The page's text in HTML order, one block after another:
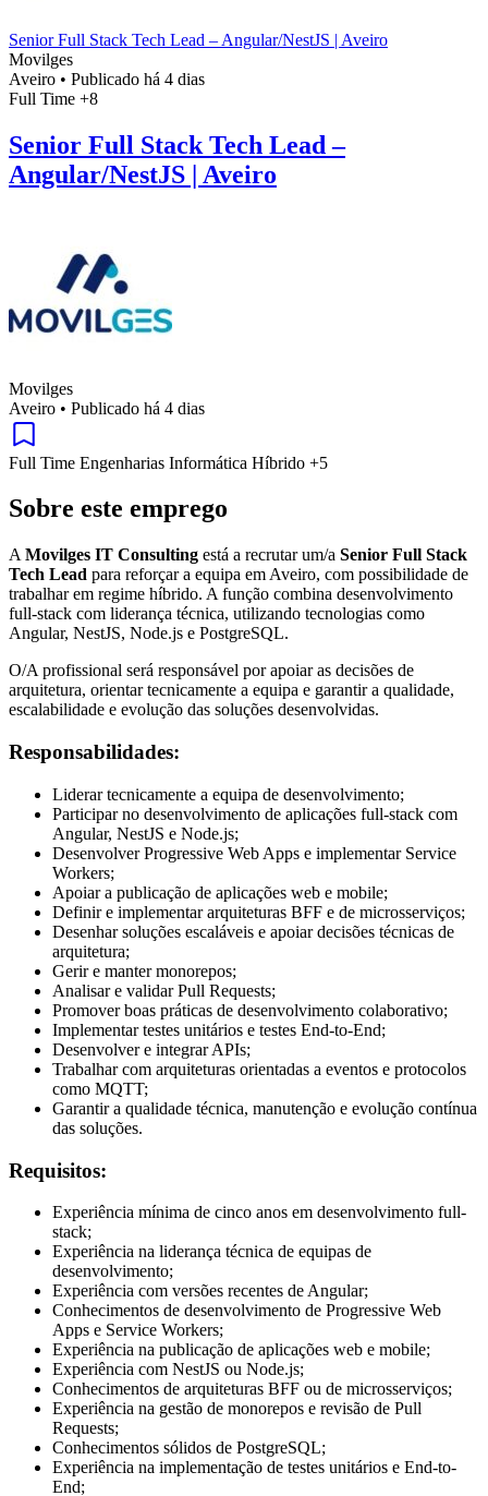
Senior Full Stack Tech Lead – Angular/NestJS | Aveiro
Movilges
Aveiro • Publicado há 4 dias
Full Time +8
Senior Full Stack Tech Lead –
Angular/NestJS | Aveiro
Movilges
Aveiro • Publicado há 4 dias
Full Time Engenharias Informática Híbrido +5
Sobre este emprego
A Movilges IT Consulting está a recrutar um/a Senior Full Stack
Tech Lead para reforçar a equipa em Aveiro, com possibilidade de
trabalhar em regime híbrido. A função combina desenvolvimento
full-stack com liderança técnica, utilizando tecnologias como
Angular, NestJS, Node.js e PostgreSQL.
O/A profissional será responsável por apoiar as decisões de
arquitetura, orientar tecnicamente a equipa e garantir a qualidade,
escalabilidade e evolução das soluções desenvolvidas.
Responsabilidades:
Liderar tecnicamente a equipa de desenvolvimento;
Participar no desenvolvimento de aplicações full-stack com
Angular, NestJS e Node.js;
Desenvolver Progressive Web Apps e implementar Service
Workers;
Apoiar a publicação de aplicações web e mobile;
Definir e implementar arquiteturas BFF e de microsserviços;
Desenhar soluções escaláveis e apoiar decisões técnicas de
arquitetura;
Gerir e manter monorepos;
Analisar e validar Pull Requests;
Promover boas práticas de desenvolvimento colaborativo;
Implementar testes unitários e testes End-to-End;
Desenvolver e integrar APIs;
Trabalhar com arquiteturas orientadas a eventos e protocolos
como MQTT;
Garantir a qualidade técnica, manutenção e evolução contínua
das soluções.
Requisitos:
Experiência mínima de cinco anos em desenvolvimento full-
stack;
Experiência na liderança técnica de equipas de
desenvolvimento;
Experiência com versões recentes de Angular;
Conhecimentos de desenvolvimento de Progressive Web
Apps e Service Workers;
Experiência na publicação de aplicações web e mobile;
Experiência com NestJS ou Node.js;
Conhecimentos de arquiteturas BFF ou de microsserviços;
Experiência na gestão de monorepos e revisão de Pull
Requests;
Conhecimentos sólidos de PostgreSQL;
Experiência na implementação de testes unitários e End-to-
End;